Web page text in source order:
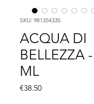
SKU: 981354335
ACQUA DI
BELLEZZA
ML
€38.50Price